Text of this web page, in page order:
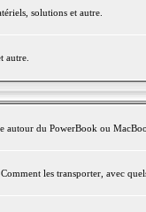
solutions et autre.
autre.
autour du PowerBook ou
les transporter, avec